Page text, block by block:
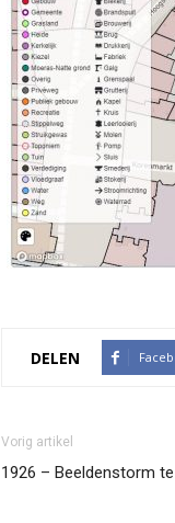
DELEN
Vorig artikel
1926 – Beeldenstorm